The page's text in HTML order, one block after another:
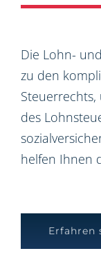
Die Lohn-
zu den
Steuerrechts,
des
helfen Ihnen
Erfahren